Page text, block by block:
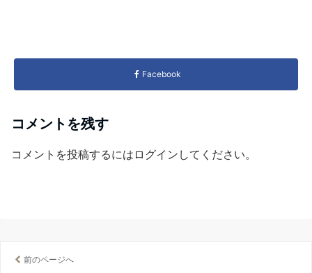
Facebook
コメントを残す
コメントを投稿するには ログイン してください。
前のページへ